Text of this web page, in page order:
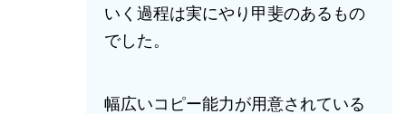
いく過程は実にやり甲斐のあるもの
でした。
幅広いコピー能力が用意されている